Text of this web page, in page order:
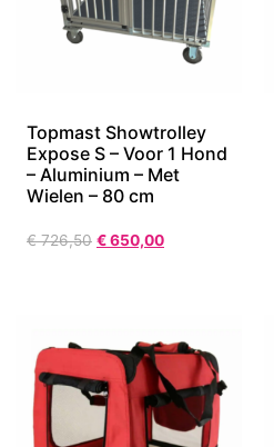
Topmast Showtrolley
Expose S – Voor 1 Hond
– Aluminium – Met
Wielen – 80 cm
€726,50 €650,00